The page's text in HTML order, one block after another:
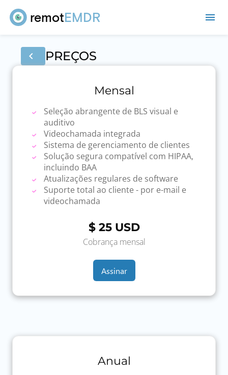
remotEMDR
chevron_left PREÇOS
Mensal
Seleção abrangente de BLS visual e
auditivo
Videochamada integrada
Sistema de gerenciamento de clientes
Solução segura compatível com HIPAA,
incluindo BAA
Atualizações regulares de software
Suporte total ao cliente - por e-mail e
videochamada
$ 25 USD
Cobrança mensal
Assinar
Anual